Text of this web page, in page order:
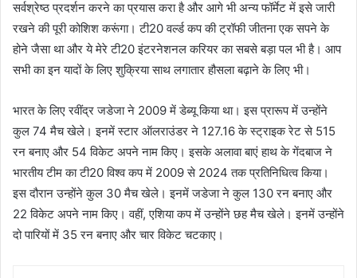
सर्वश्रेष्ठ प्रदर्शन करने का प्रयास करा है और आगे भी अन्य फॉर्मेट में इसे जारी
रखने की पूरी कोशिश करूंगा। टी20 वर्ल्ड कप की ट्रॉफी जीतना एक सपने के
होने जैसा था और ये मेरे टी20 इंटरनेशनल करियर का सबसे बड़ा पल भी है। आप
सभी का इन यादों के लिए शुक्रिया साथ लगातार हौसला बढ़ाने के लिए भी।
भारत के लिए रवींद्र जडेजा ने 2009 में डेब्यू किया था। इस प्रारूप में उन्होंने
कुल 74 मैच खेले। इनमें स्टार ऑलराउंडर ने 127.16 के स्ट्राइक रेट से 515
रन बनाए और 54 विकेट अपने नाम किए। इसके अलावा बाएं हाथ के गेंदबाज ने
भारतीय टीम का टी20 विश्व कप में 2009 से 2024 तक प्रतिनिधित्व किया।
इस दौरान उन्होंने कुल 30 मैच खेले। इनमें जडेजा ने कुल 130 रन बनाए और
22 विकेट अपने नाम किए। वहीं, एशिया कप में उन्होंने छह मैच खेले। इनमें उन्होंने
दो पारियों में 35 रन बनाए और चार विकेट चटकाए।